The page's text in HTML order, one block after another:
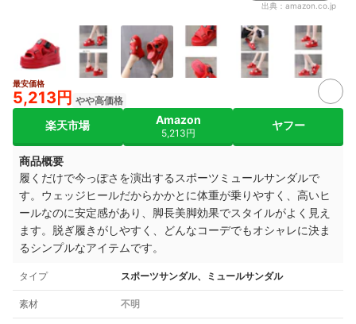
出典： amazon.co.jp
最安価格
5,213円 やや高価格
楽天市場 Amazon
5,213円
ヤフー
商品概要
履くだけで今っぽさを演出するスポーツミュールサンダルで
す。ウェッジヒールだからかかとに体重が乗りやすく、高いヒ
ールなのに安定感があり、脚長美脚効果でスタイルがよく見え
ます。脱ぎ履きがしやすく、どんなコーデでもオシャレに決ま
るシンプルなアイテムです。
タイプ スポーツサンダル、ミュールサンダル
素材 不明